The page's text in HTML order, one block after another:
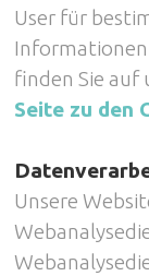
User für
Informationen
finden Sie auf
Seite zu den
Unsere